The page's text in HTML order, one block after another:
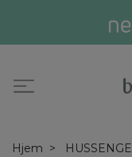
Hjem
HUSSENGE